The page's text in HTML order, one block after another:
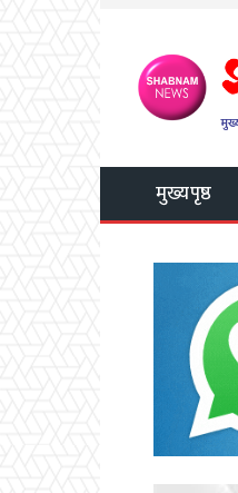
मुख्यपृष्ठ